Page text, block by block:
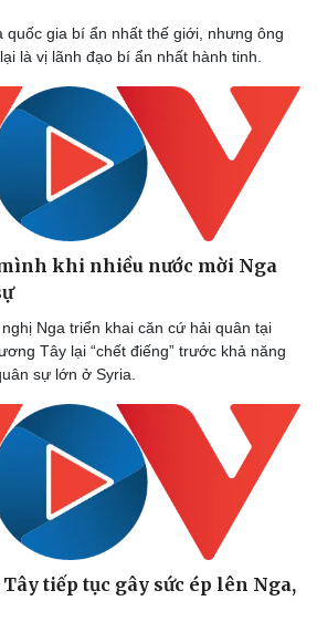
quốc gia bí ẩn nhất thế giới, nhưng ông
là vị lãnh đạo bí ẩn nhất hành tinh.
khi nhiều nước mời Nga
Nga triển khai căn cứ hải quân tại
Tây lại “chết điếng” trước khả năng
sự lớn ở Syria.
tiếp tục gây sức ép lên Nga,